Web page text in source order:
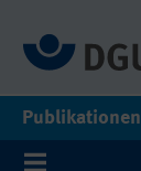
Publikationen